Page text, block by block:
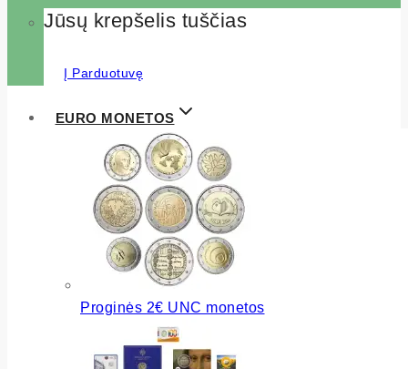
Jūsų krepšelis tuščias
Į Parduotuvę
EURO MONETOS
Proginės 2€ UNC monetos